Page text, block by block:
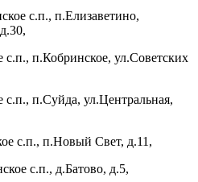
с.п., п.Елизаветино,
с.п., п.Кобринское, ул.Советских
с.п., п.Суйда, ул.Центральная,
с.п., п.Новый Свет, д.11,
с.п., д.Батово, д.5,